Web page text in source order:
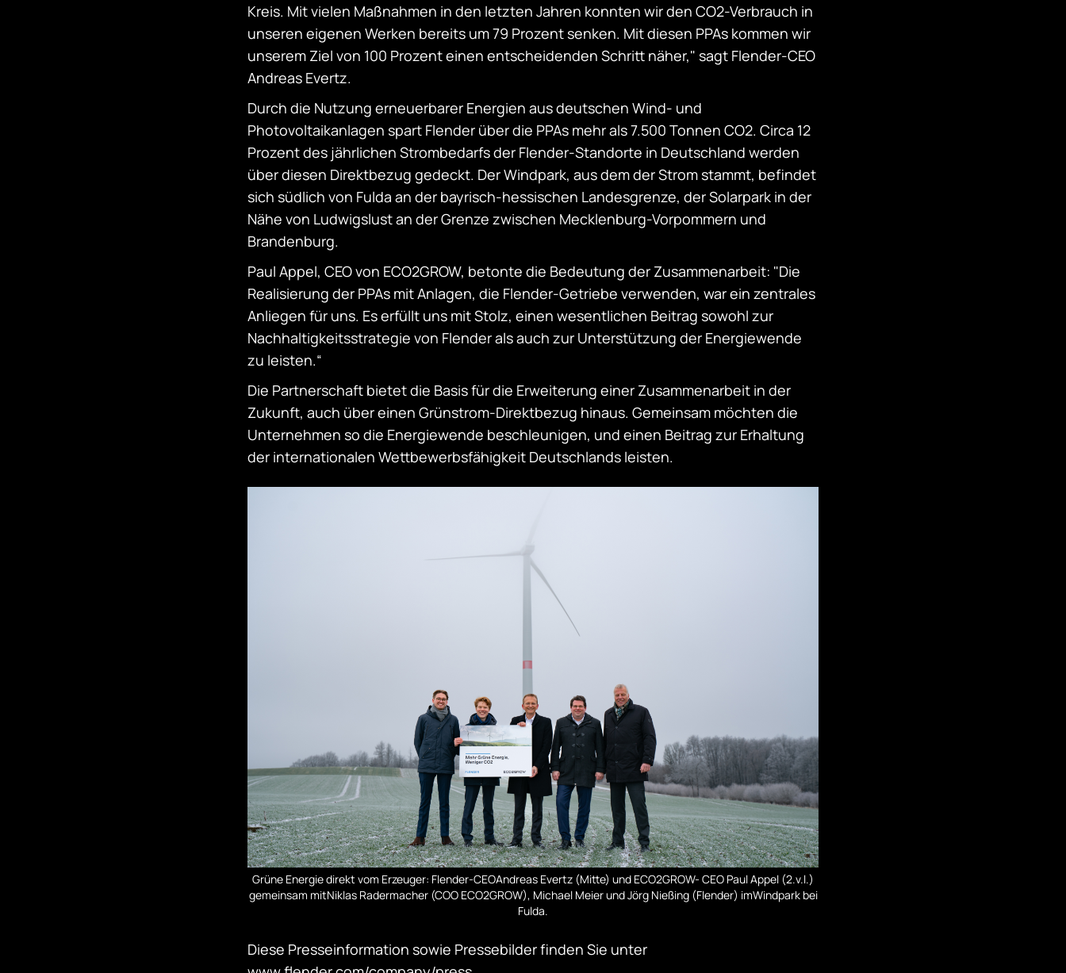
Kreis. Mit vielen Maßnahmen in den letzten Jahren konnten wir den CO2-Verbrauch in
unseren eigenen Werken bereits um 79 Prozent senken. Mit diesen PPAs kommen wir
unserem Ziel von 100 Prozent einen entscheidenden Schritt näher," sagt Flender-CEO
Andreas Evertz.
Durch die Nutzung erneuerbarer Energien aus deutschen Wind- und
Photovoltaikanlagen spart Flender über die PPAs mehr als 7.500 Tonnen CO2. Circa 12
Prozent des jährlichen Strombedarfs der Flender-Standorte in Deutschland werden
über diesen Direktbezug gedeckt. Der Windpark, aus dem der Strom stammt, befindet
sich südlich von Fulda an der bayrisch-hessischen Landesgrenze, der Solarpark in der
Nähe von Ludwigslust an der Grenze zwischen Mecklenburg-Vorpommern und
Brandenburg.
Paul Appel, CEO von ECO2GROW, betonte die Bedeutung der Zusammenarbeit: "Die
Realisierung der PPAs mit Anlagen, die Flender-Getriebe verwenden, war ein zentrales
Anliegen für uns. Es erfüllt uns mit Stolz, einen wesentlichen Beitrag sowohl zur
Nachhaltigkeitsstrategie von Flender als auch zur Unterstützung der Energiewende
zu leisten.“
Die Partnerschaft bietet die Basis für die Erweiterung einer Zusammenarbeit in der
Zukunft, auch über einen Grünstrom-Direktbezug hinaus. Gemeinsam möchten die
Unternehmen so die Energiewende beschleunigen, und einen Beitrag zur Erhaltung
der internationalen Wettbewerbsfähigkeit Deutschlands leisten.
Grüne Energie direkt vom Erzeuger: Flender-CEOAndreas Evertz (Mitte) und ECO2GROW- CEO Paul Appel (2.v.l.)
gemeinsam mitNiklas Radermacher (COO ECO2GROW), Michael Meier und Jörg Nießing (Flender) imWindpark bei
Fulda.
Diese Presseinformation sowie Pressebilder finden Sie unter